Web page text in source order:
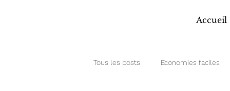
Accueil
Tous les posts Economies faciles